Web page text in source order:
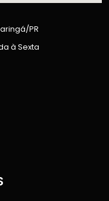
PR
à Sexta